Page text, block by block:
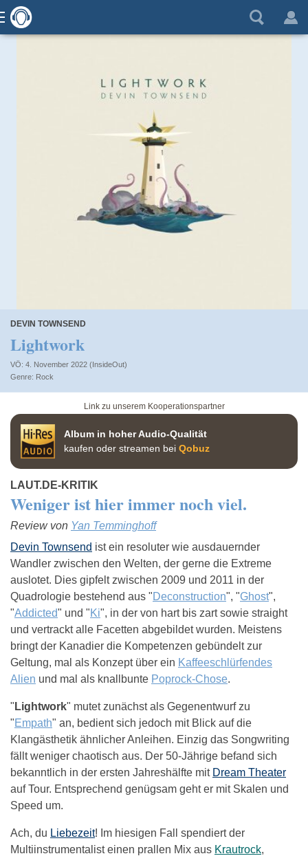
DEVIN TOWNSEND
Lightwork
VÖ: 4. November 2022 (InsideOut)
Rock
Link zu unserem Kooperationspartner
Album in hoher Audio-Qualität
kaufen oder streamen bei Qobuz
LAUT.DE-KRITIK
Weniger ist hier immer noch viel.
Review von Yan Temminghoff
Devin Townsend ist ein resoluter wie ausdauernder
Wandler zwischen den Welten, der gerne die Extreme
auslotet. Dies gipfelt zwischen 2009 und 2011 in der
Quadrologie bestehend aus "Deconstruction", "Ghost",
"Addicted" und "Ki", in der von hart bis zart sowie straight
und vertrackt alle Facetten abgebildet wurden. Meistens
bringt der Kanadier die Kompetenzen gebündelt zur
Geltung, mal als Konzept über ein Kaffeeschlürfendes
Alien und mal als knallbunte Poprock-Chose.
" Lightwork" mutet zunächst als Gegenentwurf zu
"Empath" an, bedient sich jedoch mit Blick auf die
Klangästhetik ähnlicher Anleihen. Einzig das Songwriting
fällt weniger chaotisch aus. Der 50-Jährige befand sich
bekanntlich in der ersten Jahreshälfte mit Dream Theater
auf Tour. Entsprechend genügsam geht er mit Skalen und
Speed um.
Ach, du Liebezeit! Im hiesigen Fall spendiert der
Multiinstrumentalist einen prallen Mix aus Krautrock,